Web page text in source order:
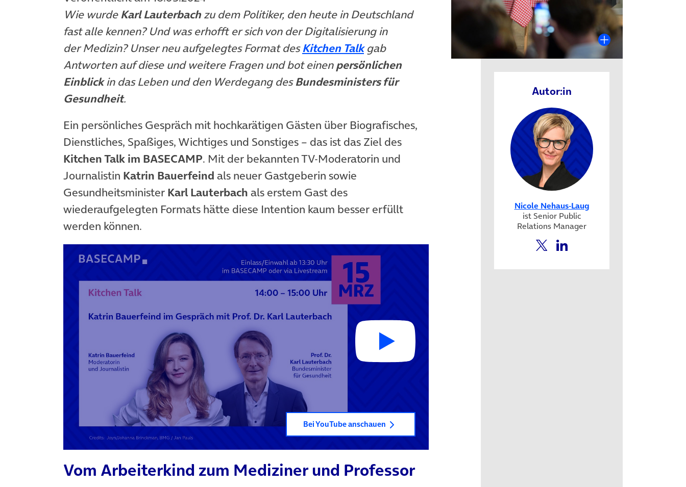
Wie wurdeKarl Lauterbach zu dem Politiker, den heute in Deutschland
fast alle kennen? Und waserhofft er sich von der Digitalisierung in
der Medizin? Unser neu aufgelegtes Format desKitchen Talkgab
Antworten auf diese und weitere Fragen und bot einenpersönlichen
Einblickin das Leben und den Werdegang desBundesministers für
Gesundheit.
Ein persönliches Gespräch mit hochkarätigen Gästen über Biografisches,
Dienstliches, Spaßiges, Wichtiges und Sonstiges – das ist das Ziel des
Kitchen Talk im BASECAMP. Mit der bekannten TV-Moderatorin und
Journalistin Katrin Bauerfeind als neuer Gastgeberin sowie
Gesundheitsminister Karl Lauterbach als erstem Gast des
wiederaufgelegten Formats hätte diese Intention kaum besser erfüllt
werden können.
Bei YouTube anschauen
Vom Arbeiterkind zum Mediziner und Professor
Autor:in
Nicole Nehaus-Laug
ist Senior Public
Relations Manager